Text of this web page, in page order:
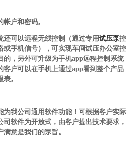
户和密码。
还可以远程无线控制（通过专用试压泵控
或手机信号），可实现车间试压办公室控
的，另外可升级为手机app远程控制系统
客户可以在手机上通过app看到整个产品
表。
为我公司通用软件功能！可根据客户实际
司软件为开放式，由客户提出技术要求，
意是我们的宗旨。